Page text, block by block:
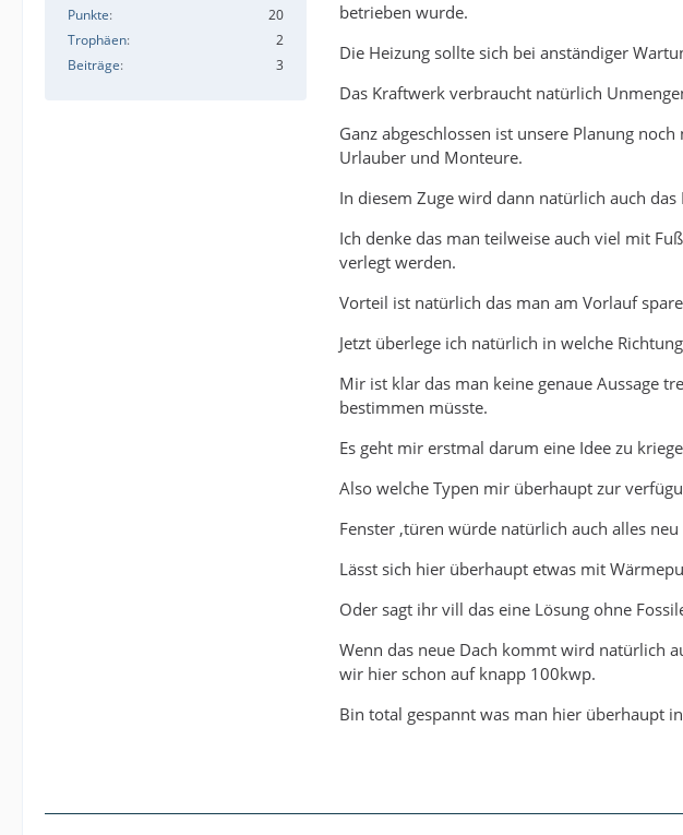
Punkte
20
Trophäen
2
Beiträge
3
betrieben wurde.
Die Heizung sollte sich bei anständiger
Das Kraftwerk verbraucht natürlich
Ganz abgeschlossen ist unsere Planung
Urlauber und Monteure.
In diesem Zuge wird dann natürlich auch
Ich denke das man teilweise auch viel mit
verlegt werden.
Vorteil ist natürlich das man am Vorlauf
Jetzt überlege ich natürlich in welche
Mir ist klar das man keine genaue Aussage
bestimmen müsste.
Es geht mir erstmal darum eine Idee zu
Also welche Typen mir überhaupt zur
Fenster ,türen würde natürlich auch alles
Lässt sich hier überhaupt etwas mit
Oder sagt ihr vill das eine Lösung ohne
Wenn das neue Dach kommt wird natürlich
wir hier schon auf knapp 100kwp.
Bin total gespannt was man hier überhaupt